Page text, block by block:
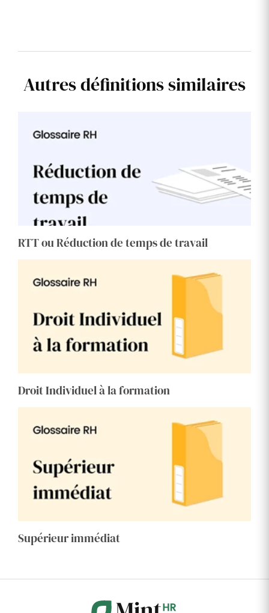
Autres définitions similaires
RTT ou Réduction de temps de travail
Droit Individuel à la formation
Supérieur immédiat